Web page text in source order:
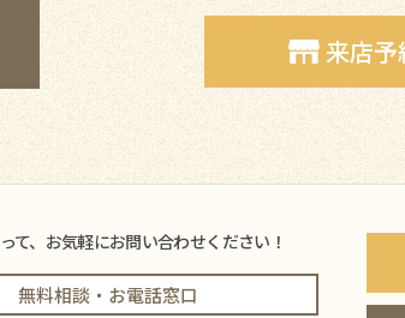
来店予
て、お気軽にお問い合わせください！
無料相談・お電話窓口